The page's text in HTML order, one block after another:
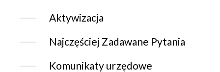
Aktywizacja
Najczęściej Zadawane Pytania
Komunikaty urzędowe